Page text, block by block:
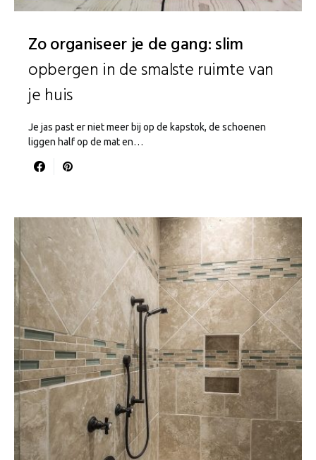
Zo organiseer je de gang: slim
opbergen in de smalste ruimte van
je huis
Je jas past er niet meer bij op de kapstok, de schoenen
liggen half op de mat en…